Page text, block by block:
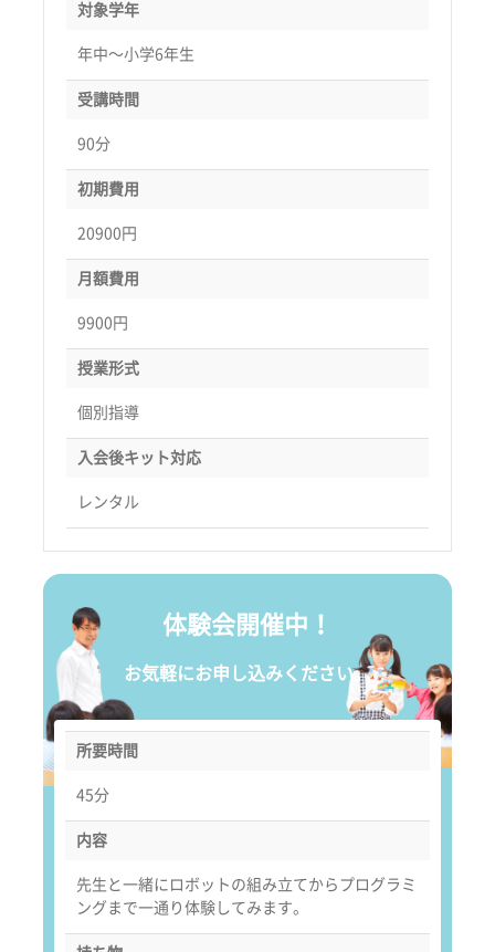
対象学年
年中〜小学6年生
受講時間
90分
初期費用
20900円
月額費用
9900円
授業形式
個別指導
入会後キット対応
レンタル
体験会開催中！
お気軽にお申し込みください。
所要時間
45分
内容
先生と一緒にロボットの組み立てからプログラミ
ングまで一通り体験してみます。